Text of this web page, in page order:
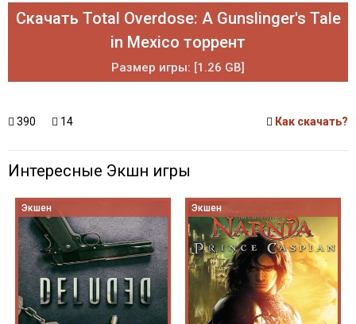
Скачать Total Overdose: A Gunslinger's Tale
in Mexico торрент
Размер игры: [1.26 GB]
390 14 Как скачать?
Интересные Экшн игры
Экшен Экшен